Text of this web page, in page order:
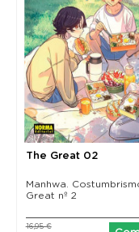
The Great 02
Manhwa.
Great nº 2
16,95 €